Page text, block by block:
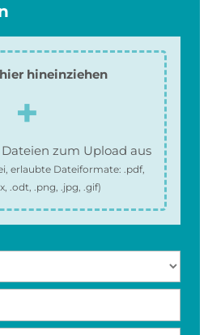
hineinziehen
zum Upload aus
erlaubte Dateiformate: .pdf,
.odt, .png, .jpg, .gif)